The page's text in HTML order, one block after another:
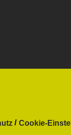
Cookie-